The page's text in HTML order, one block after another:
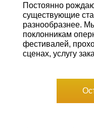
Постоянно
существующие
разнообразнее.
поклонникам
фестивалей,
сценах, услугу